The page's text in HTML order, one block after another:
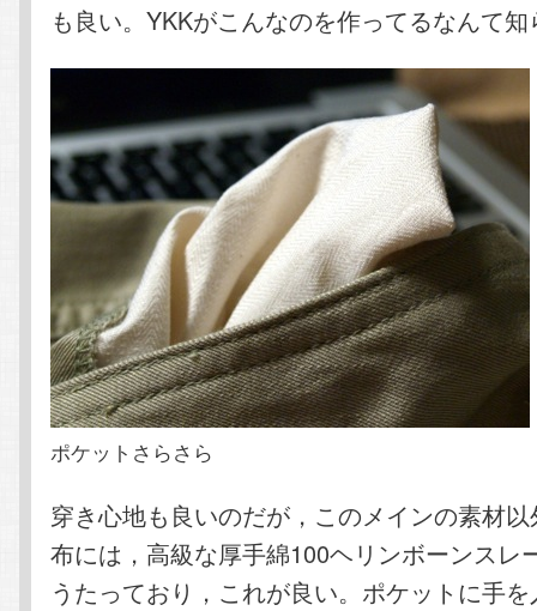
も良い。YKKがこんなのを作ってるなんて
ポケットさらさら
穿き心地も良いのだが，このメインの素材
布には，高級な厚手綿100ヘリンボーンスレ
うたっており，これが良い。ポケットに手